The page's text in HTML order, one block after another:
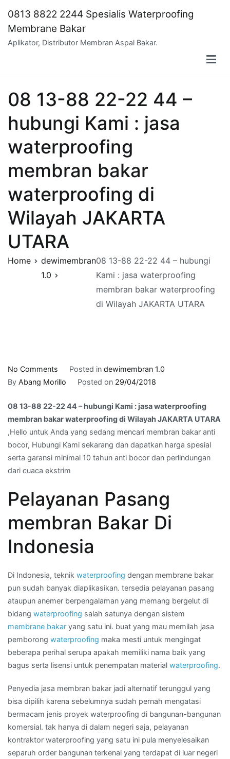
content
0813 8822 2244 Spesialis Waterproofing
Membrane Bakar
Aplikator, Distributor Membran Aspal Bakar.
08 13-88 22-22 44 –
hubungi Kami : jasa
waterproofing
membran bakar
waterproofing di
Wilayah JAKARTA
UTARA
Home
dewimembran
1.0
08 13-88 22-22 44 – hubungi
Kami : jasa waterproofing
membran bakar waterproofing
di Wilayah JAKARTA UTARA
No Comments
08
88
22-
22
44
–
hubungi
:
waterproofing
bakar
di
Wilayah
JAKARTA
UTARA
Posted in dewimembran 1.0
By Abang Morillo Posted on 29/04/2018
08 13-88 22-22 44 – hubungi Kami : jasa waterproofing
membran bakar waterproofing di Wilayah JAKARTA UTARA
,Hello untuk Anda yang sedang mencari membran bakar anti
bocor, Hubungi Kami sekarang dan dapatkan harga spesial
serta garansi minimal 10 tahun anti bocor dan perlindungan
dari cuaca ekstrim
Pelayanan Pasang
membran Bakar Di
Indonesia
Di Indonesia, teknik waterproofing dengan membrane bakar
pun sudah banyak diaplikasikan. tersedia pelayanan pasang
ataupun anemer berpengalaman yang memang bergelut di
bidang waterproofing salah satunya dengan sistem
membrane bakar yang satu ini. buat yang mau memilah jasa
pemborong waterproofing maka mesti untuk mengingat
beberapa perihal serupa apakah memiliki nama baik yang
bagus serta lisensi untuk penempatan material waterproofing.
Penyedia jasa membran bakar jadi alternatif terunggul yang
bisa dipilih karena sebelumnya sudah pernah mengatasi
bermacam jenis proyek waterproofing di bangunan-bangunan
komersial. tak hanya di dalam negeri saja, pelayanan
kontraktor waterproofing yang satu ini pula menyelesaikan
separuh order bangunan terkenal yang terdapat di luar negeri